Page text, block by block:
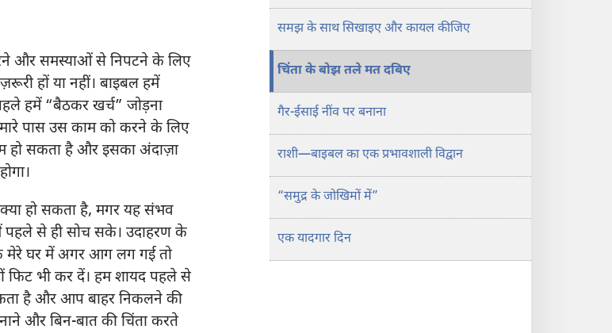
और समस्याओं से निपटने के लिए
हों या नहीं। बाइबल हमें
हमें “बैठकर खर्च” जोड़ना
पास उस काम को करने के लिए
हो सकता है और इसका अंदाज़ा
हो सकता है, मगर यह संभव
पहले से ही सोच सके। उदाहरण के
मेरे घर में अगर आग लग गई तो
भी कर दें। हम शायद पहले से
है और आप बाहर निकलने की
और बिन-बात की चिंता करते
समझ के साथ सिखाइए और कायल कीजिए
चिंता के बोझ तले मत दबिए
गैर-ईसाई नींव पर बनाना
राशी—बाइबल का एक प्रभावशाली विद्वान
“समुद्र के जोखिमों में”
एक यादगार दिन